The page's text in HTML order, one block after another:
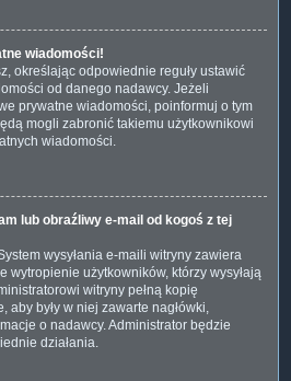
wiadomości!
określając odpowiednie reguły ustawić
od danego nadawcy. Jeżeli
prywatne wiadomości, poinformuj o tym
mogli zabronić takiemu użytkownikowi
wiadomości.
lub obraźliwy e-mail od kogoś z tej
wysyłania e-maili witryny zawiera
wytropienie użytkowników, którzy wysyłają
witryny pełną kopię
aby były w niej zawarte nagłówki,
o nadawcy. Administrator będzie
działania.